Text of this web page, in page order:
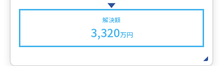
解決額
3,320万円